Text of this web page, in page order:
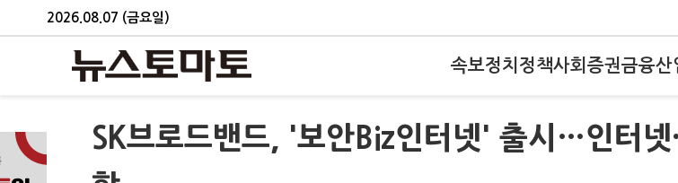
2026.08.07 (금요일)
속보정치 정책사회 증권금융산
SK브로드밴드, '보안Biz인터넷' 출시…인터넷